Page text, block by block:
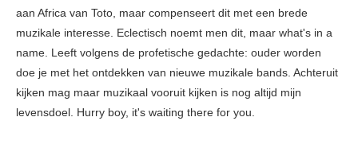
aan Africa van Toto, maar compenseert dit met een brede
muzikale interesse. Eclectisch noemt men dit, maar what's in a
name. Leeft volgens de profetische gedachte: ouder worden
doe je met het ontdekken van nieuwe muzikale bands. Achteruit
kijken mag maar muzikaal vooruit kijken is nog altijd mijn
levensdoel. Hurry boy, it's waiting there for you.